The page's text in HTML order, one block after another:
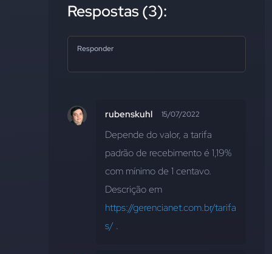
Respostas (3):
Responder
rubenskuhl 15/07/2022
Depende do valor, a tarifa
padrão de recebimento é 1,19%
com mínimo de 1 centavo.
https://gerencianet.com.br/tarifa
s/ .